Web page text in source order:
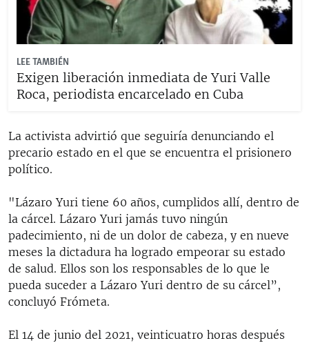
LEE TAMBIÉN
Exigen liberación inmediata de Yuri Valle
Roca, periodista encarcelado en Cuba
La activista advirtió que seguiría denunciando el
precario estado en el que se encuentra el prisionero
político.
"Lázaro Yuri tiene 60 años, cumplidos allí, dentro de
la cárcel. Lázaro Yuri jamás tuvo ningún
padecimiento, ni de un dolor de cabeza, y en nueve
meses la dictadura ha logrado empeorar su estado
de salud. Ellos son los responsables de lo que le
pueda suceder a Lázaro Yuri dentro de su cárcel”,
concluyó Frómeta.
El 14 de junio del 2021, veinticuatro horas después